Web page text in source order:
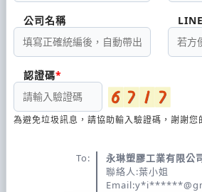
公司名稱
認證碼
為避免垃圾訊息，請協助輸入驗證碼，謝謝您
To:
永琳塑膠工業有限公
聯絡人:葉小姐